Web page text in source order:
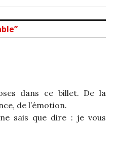
”
dans ce billet. De la
de l’émotion.
sais que dire : je vous